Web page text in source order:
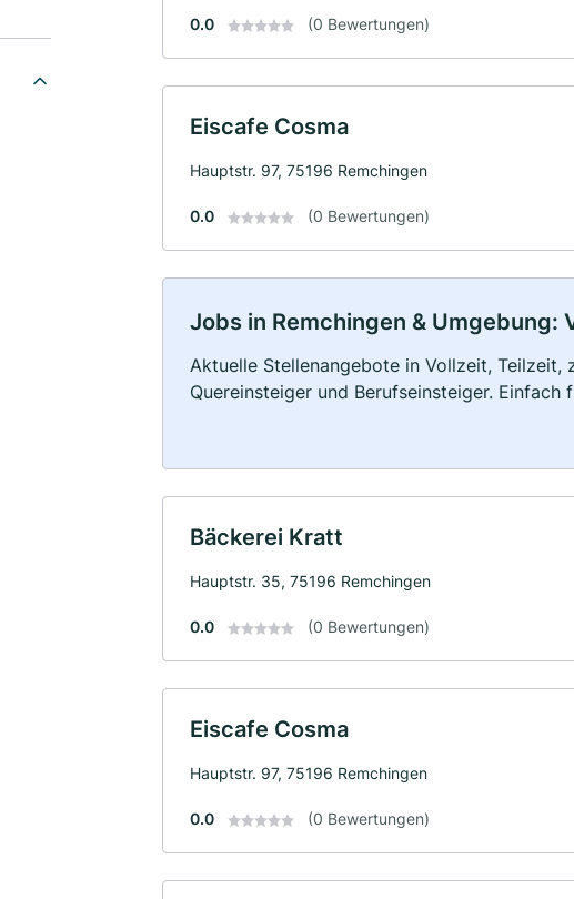
0.0 (0 Bewertungen)
Eiscafe Cosma
Hauptstr. 97, 75196 Remchingen
0.0 (0 Bewertungen)
Jobs in Remchingen & Umgebung:
Aktuelle Stellenangebote in Vollzeit,
Quereinsteiger und Berufseinsteiger. Einfach
Bäckerei Kratt
Hauptstr. 35, 75196 Remchingen
0.0 (0 Bewertungen)
Eiscafe Cosma
Hauptstr. 97, 75196 Remchingen
0.0 (0 Bewertungen)